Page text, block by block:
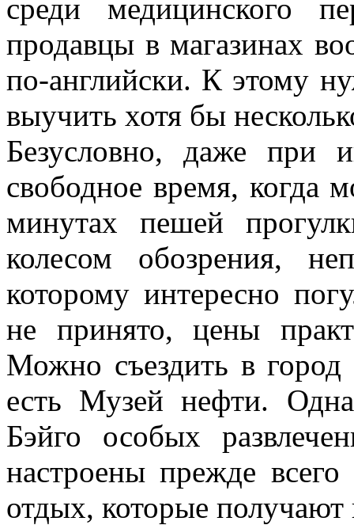
среди медицинского
продавцы в магазинах
по-английски. К этому
выучить хотя бы
Безусловно, даже при
свободное время, когда
минутах пешей
колесом обозрения,
которому интересно
не принято, цены
Можно съездить в
есть Музей нефти.
Бэйго особых
настроены прежде
отдых, которые